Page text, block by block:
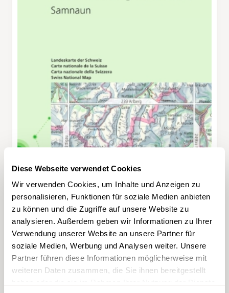
Diese Webseite verwendet Cookies
Wir verwenden Cookies, um Inhalte und Anzeigen zu
personalisieren, Funktionen für soziale Medien anbieten
zu können und die Zugriffe auf unsere Website zu
analysieren. Außerdem geben wir Informationen zu Ihrer
Verwendung unserer Website an unsere Partner für
soziale Medien, Werbung und Analysen weiter. Unsere
Partner führen diese Informationen möglicherweise mit
weiteren Daten zusammen, die Sie ihnen bereitgestellt